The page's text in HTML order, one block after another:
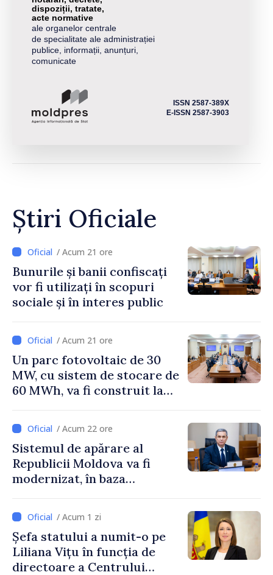
dispoziții, tratate,
acte normative
ale organelor centrale
de specialitate ale administrației
publice, informații, anunțuri,
comunicate
ISSN 2587-389X
E-ISSN 2587-3903
Știri Oficiale
/ Acum 21 ore
Bunurile și banii confiscați
vor fi utilizați în scopuri
sociale și în interes public
/ Acum 21 ore
Un parc fotovoltaic de 30
MW, cu sistem de stocare de
60 MWh, va fi construit la
/ Acum 22 ore
Sistemul de apărare al
Republicii Moldova va fi
modernizat, în baza
implementare a Strategiei
Naționale de Apărare
/ Acum 1 zi
Șefa statului a numit-o pe
Liliana Vițu în funcția de
directoare a Centrului